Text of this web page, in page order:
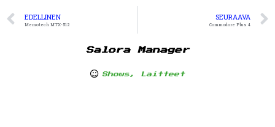
EDELLINEN
Memotech MTX-512
SEURAAVA
Commodore Plus 4
Salora Manager
Shows , Laitteet